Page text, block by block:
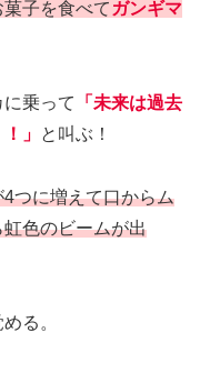
子を食べてガンギマ
乗って
「未来は過去
」 と叫ぶ！
つに増えて口からム
色のビームが出
る。